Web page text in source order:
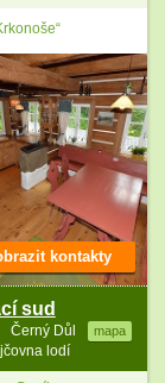
sud
Černý Důl mapa
lodí
kontakty